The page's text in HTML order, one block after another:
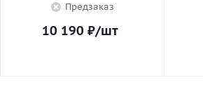
Предзаказ
10 190 ₽/шт